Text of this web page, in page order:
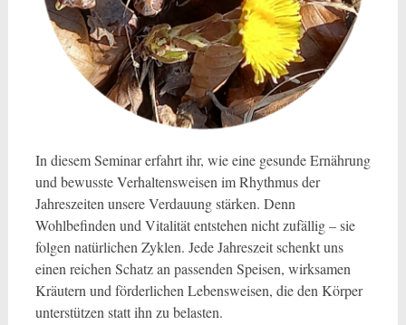
In diesem Seminar erfahrt ihr, wie eine gesunde Ernährung
und bewusste Verhaltensweisen im Rhythmus der
Jahreszeiten unsere Verdauung stärken. Denn
Wohlbefinden und Vitalität entstehen nicht zufällig – sie
folgen natürlichen Zyklen. Jede Jahreszeit schenkt uns
einen reichen Schatz an passenden Speisen, wirksamen
Kräutern und förderlichen Lebensweisen, die den Körper
unterstützen statt ihn zu belasten.